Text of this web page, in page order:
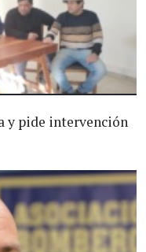
y pide intervención